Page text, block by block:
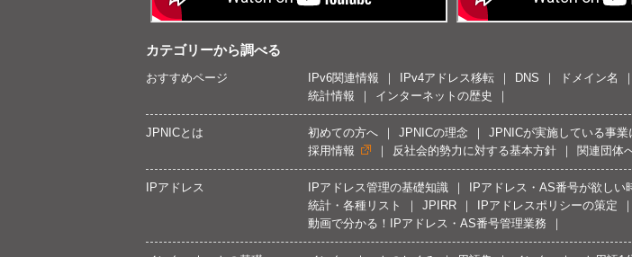
カテゴリーから調べる
おすすめページ IPv6関連情報 IPv4アドレス移転 DNS ドメイン名
統計情報
インターネットの歴史
JPNICとは 初めての方へ JPNICの理念 JPNICが実施している事業
採用情報
反社会的勢力に対する基本方針 関連団体
IPアドレス IPアドレス管理の基礎知識 IPアドレス・AS番号が欲しい
統計・各種リスト
JPIRR IPアドレスポリシーの策定
動画で分かる！IPアドレス・AS番号管理業務